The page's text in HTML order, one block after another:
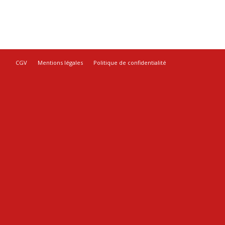
CGV Mentions légales Politique de confidentialité